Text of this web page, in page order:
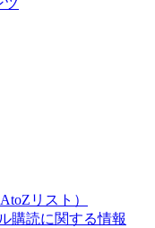
リスト）
購読に関する情報